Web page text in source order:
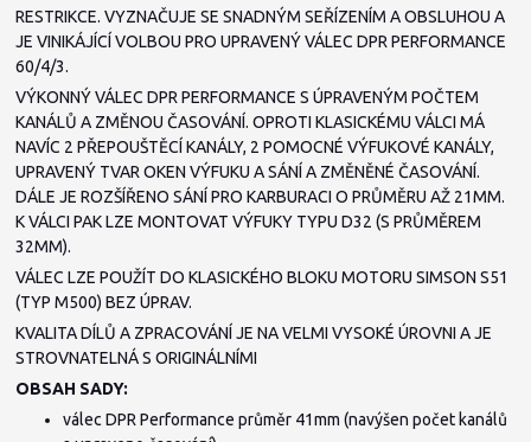
RESTRIKCE. VYZNAČUJE SE SNADNÝM SEŘÍZENÍM A OBSLUHOU A
JE VINIKÁJÍCÍ VOLBOU PRO UPRAVENÝ VÁLEC DPR PERFORMANCE
60/4/3.
VÝKONNÝ VÁLEC DPR PERFORMANCE S ÚPRAVENÝM POČTEM
KANÁLŮ A ZMĚNOU ČASOVÁNÍ. OPROTI KLASICKÉMU VÁLCI MÁ
NAVÍC 2 PŘEPOUŠTĚCÍ KANÁLY, 2 POMOCNÉ VÝFUKOVÉ KANÁLY,
UPRAVENÝ TVAR OKEN VÝFUKU A SÁNÍ A ZMĚNĚNÉ ČASOVÁNÍ.
DÁLE JE ROZŠÍŘENO SÁNÍ PRO KARBURACI O PRŮMĚRU AŽ 21MM.
K VÁLCI PAK LZE MONTOVAT VÝFUKY TYPU D32 (S PRŮMĚREM
32MM).
VÁLEC LZE POUŽÍT DO KLASICKÉHO BLOKU MOTORU SIMSON S51
(TYP M500) BEZ ÚPRAV.
KVALITA DÍLŮ A ZPRACOVÁNÍ JE NA VELMI VYSOKÉ ÚROVNI A JE
STROVNATELNÁ S ORIGINÁLNÍMI
OBSAH SADY:
válec DPR Performance průměr 41mm (navýšen počet kanálů